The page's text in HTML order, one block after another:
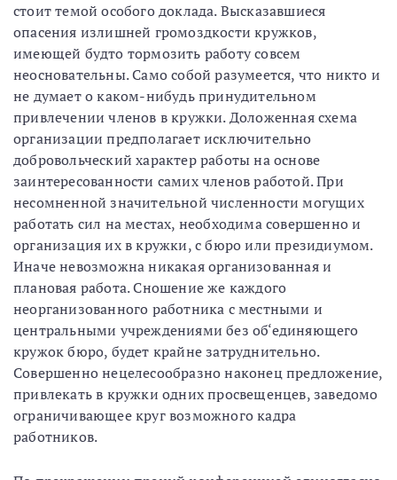
стоит темой особого доклада. Высказавшиеся
опасения излишней громоздкости кружков,
имеющей будто тормозить работу совсем
неосновательны. Само собой разумеется, что никто и
не думает о каком-нибудь принудительном
привлечении членов в кружки. Доложенная схема
организации предполагает исключительно
добровольческий характер работы на основе
заинтересованности самих членов работой. При
несомненной значительной численности могущих
работать сил на местах, необходима совершенно и
организация их в кружки, с бюро или президиумом.
Иначе невозможна никакая организованная и
плановая работа. Сношение же каждого
неорганизованного работника с местными и
центральными учреждениями без об‘единяющего
кружок бюро, будет крайне затруднительно.
Совершенно нецелесообразно наконец предложение,
привлекать в кружки одних просвещенцев, заведомо
ограничивающее круг возможного кадра
работников.